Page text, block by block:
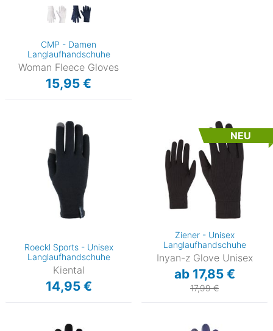
CMP - Damen
Langlaufhandschuhe
Woman Fleece Gloves
15,95 €
Roeckl Sports - Unisex
Langlaufhandschuhe
Kiental
14,95 €
NEU
Ziener - Unisex
Langlaufhandschuhe
Inyan-z Glove Unisex
ab 17,85 €
17,99 €